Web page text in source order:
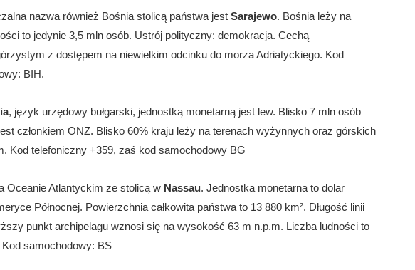
nazwa również Bośnia stolicą państwa jest Sarajewo. Bośnia leży na
to jedynie 3,5 mln osób. Ustrój polityczny: demokracja. Cechą
z dostępem na niewielkim odcinku do morza Adriatyckiego. Kod
BIH.
, język urzędowy bułgarski, jednostką monetarną jest lew. Blisko 7 mln osób
członkiem ONZ. Blisko 60% kraju leży na terenach wyżynnych oraz górskich
Kod telefoniczny +359, zaś kod samochodowy BG
Oceanie Atlantyckim ze stolicą w Nassau. Jednostka monetarna to dolar
Północnej. Powierzchnia całkowita państwa to 13 880 km². Długość linii
punkt archipelagu wznosi się na wysokość 63 m n.p.m. Liczba ludności to
samochodowy: BS